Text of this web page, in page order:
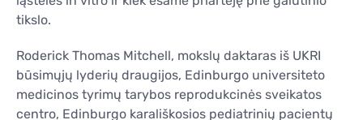
tikslo.
Roderick Thomas Mitchell, mokslų daktaras iš UKRI
būsimųjų lyderių draugijos, Edinburgo universiteto
medicinos tyrimų tarybos reprodukcinės sveikatos
centro, Edinburgo karališkosios pediatrinių pacientų